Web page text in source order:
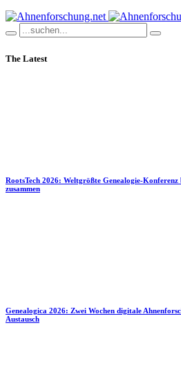
The Latest
RootsTech 2026: Weltgrößte Genealogie-
zusammen
Genealogica 2026: Zwei Wochen digitale
Austausch